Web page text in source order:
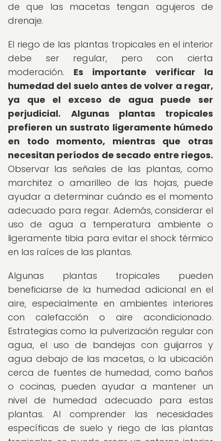
de que las macetas tengan agujeros de
drenaje.
El riego de las plantas tropicales en el interior
debe ser regular, pero con cierta
moderación. Es importante verificar la
humedad del suelo antes de volver a regar,
ya que el exceso de agua puede ser
perjudicial.
Algunas plantas tropicales
prefieren un sustrato ligeramente húmedo
en todo momento, mientras que otras
necesitan períodos de secado entre riegos.
Observar las señales de las plantas, como
marchitez o amarilleo de las hojas, puede
ayudar a determinar cuándo es el momento
adecuado para regar. Además, considerar el
uso de agua a temperatura ambiente o
ligeramente tibia para evitar el shock térmico
en las raíces de las plantas.
Algunas plantas tropicales pueden
beneficiarse de la humedad adicional en el
aire, especialmente en ambientes interiores
con calefacción o aire acondicionado.
Estrategias como la pulverización regular con
agua, el uso de bandejas con guijarros y
agua debajo de las macetas, o la ubicación
cerca de fuentes de humedad, como baños
o cocinas, pueden ayudar a mantener un
nivel de humedad adecuado para estas
plantas. Al comprender las necesidades
específicas de suelo y riego de las plantas